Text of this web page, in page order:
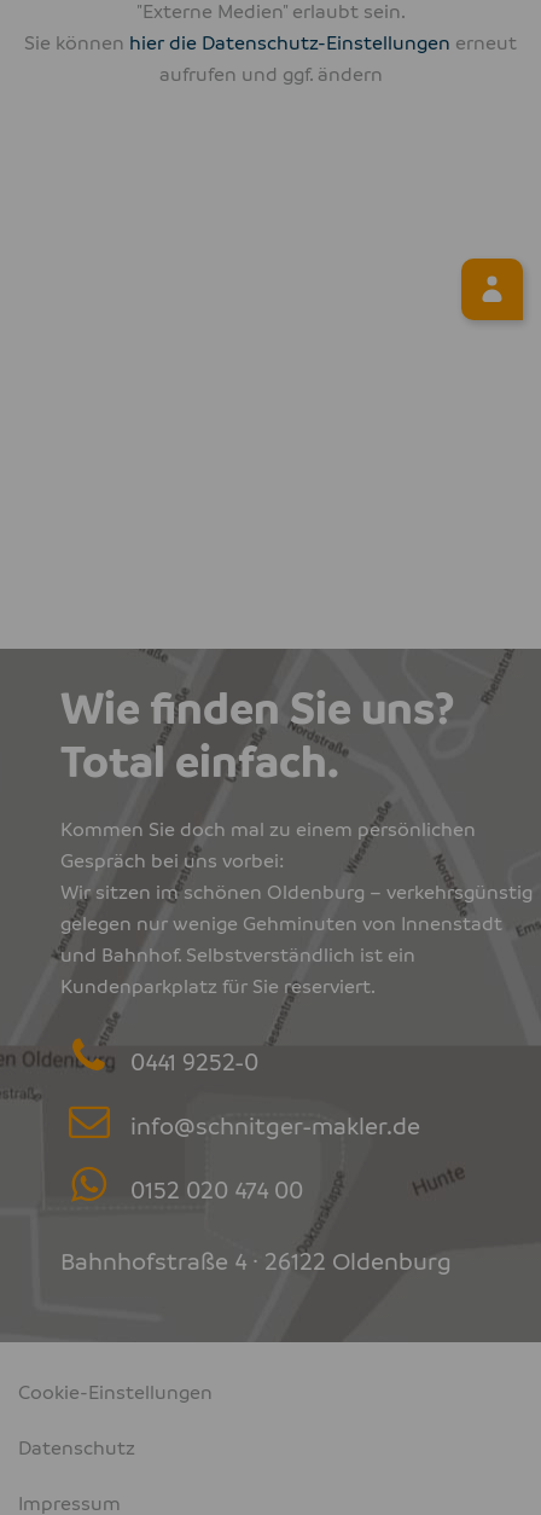
"Externe Medien" erlaubt sein.
Sie können hier die Datenschutz-Einstellungen erneut
aufrufen und ggf. ändern
Wie finden Sie uns?
Total einfach.
Kommen Sie doch mal zu einem persönlichen
Gespräch bei uns vorbei:
Wir sitzen im schönen Oldenburg – verkehrsgünstig
gelegen nur wenige Gehminuten von Innenstadt
und Bahnhof. Selbstverständlich ist ein
Kundenparkplatz für Sie reserviert.
0441 9252-0
info@schnitger-makler.de
0152 020 474 00
Bahnhofstraße 4 · 26122 Oldenburg
Cookie-Einstellungen
Datenschutz
Impressum